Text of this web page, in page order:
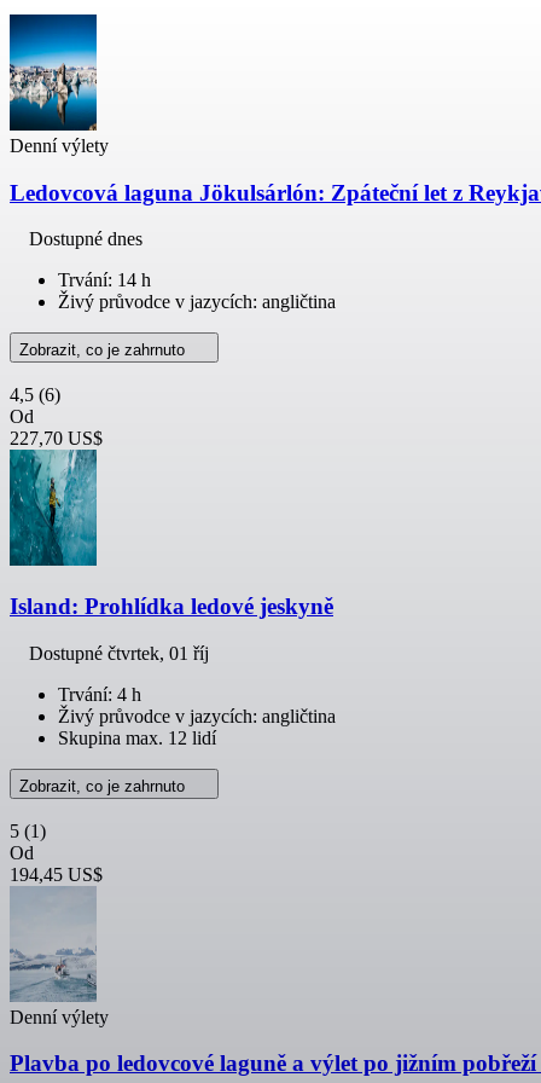
Denní výlety
Ledovcová laguna Jökulsárlón: Zpáteční let z
Dostupné dnes
Trvání: 14 h
Živý průvodce v jazycích: angličtina
Zobrazit, co je zahrnuto
4,5 (6)
Od
227,70 US$
Island: Prohlídka ledové jeskyně
Dostupné čtvrtek, 01 říj
Trvání: 4 h
Živý průvodce v jazycích: angličtina
Skupina max. 12 lidí
Zobrazit, co je zahrnuto
5 (1)
Od
194,45 US$
Denní výlety
Plavba po ledovcové laguně a výlet po jižním